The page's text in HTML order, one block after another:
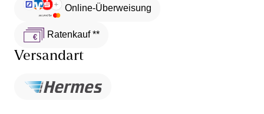
Online-Überweisung
Ratenkauf **
Versandart